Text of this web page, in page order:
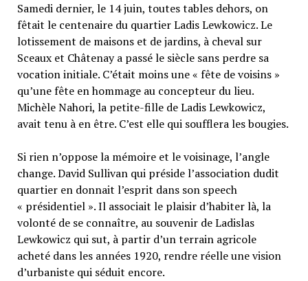
Samedi dernier, le 14 juin, toutes tables dehors, on
fêtait le centenaire du quartier Ladis Lewkowicz. Le
lotissement de maisons et de jardins, à cheval sur
Sceaux et Châtenay a passé le siècle sans perdre sa
vocation initiale. C’était moins une « fête de voisins »
qu’une fête en hommage au concepteur du lieu.
Michèle Nahori, la petite-fille de Ladis Lewkowicz,
avait tenu à en être. C’est elle qui soufflera les bougies.
Si rien n’oppose la mémoire et le voisinage, l’angle
change. David Sullivan qui préside l’association dudit
quartier en donnait l’esprit dans son speech
« présidentiel ». Il associait le plaisir d’habiter là, la
volonté de se connaître, au souvenir de Ladislas
Lewkowicz qui sut, à partir d’un terrain agricole
acheté dans les années 1920, rendre réelle une vision
d’urbaniste qui séduit encore.